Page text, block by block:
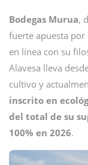
Bodegas Murua,
fuerte apuesta por
en línea con su
Alavesa lleva
cultivo y
inscrito en
del total de su
100% en 2026.